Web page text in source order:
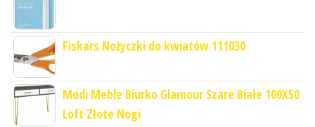
Fiskars Nożyczki do kwiatów 111030
Modi Meble Biurko Glamour Szare Białe 100X50
Loft Złote Nogi